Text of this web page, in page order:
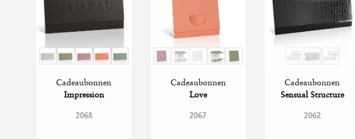
Cadeaubonnen
Impression
2068
Cadeaubonnen
Love
2067
Cadeaubonnen
Sensual Structure
2062